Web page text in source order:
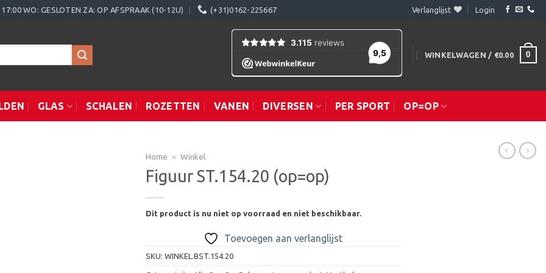
WO: GESLOTEN ZA: OP AFSPRAAK (10-12U) (+31)0162-225667 Verlanglijst Login
WINKELWAGEN / €0.00 0
GLAS SCHALEN ROZETTEN VANEN DIVERSEN PER SPORT OP=OP
Home » Winkel
Figuur ST.154.20 (op=op)
Dit product is nu niet op voorraad en niet beschikbaar.
Toevoegen aan verlanglijst
SKU: WINKEL.BST.154.20